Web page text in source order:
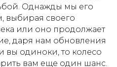
Однажды мы его
выбирая своего
или оно продолжает
даря нам обновления
вы одиноки, то колесо
вам еще один шанс.